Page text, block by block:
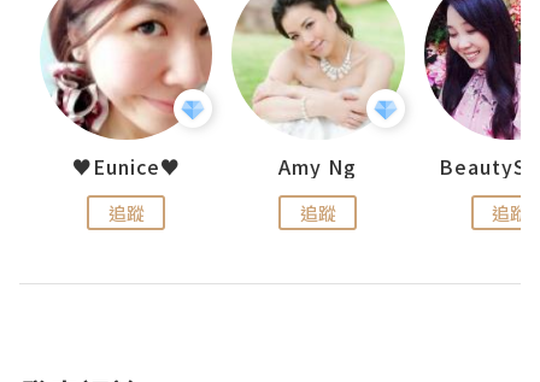
♥Eunice♥
追蹤
Amy Ng
追蹤 追蹤